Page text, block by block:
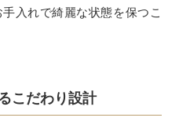
入れで綺麗な状態を保つこ
こだわり設計